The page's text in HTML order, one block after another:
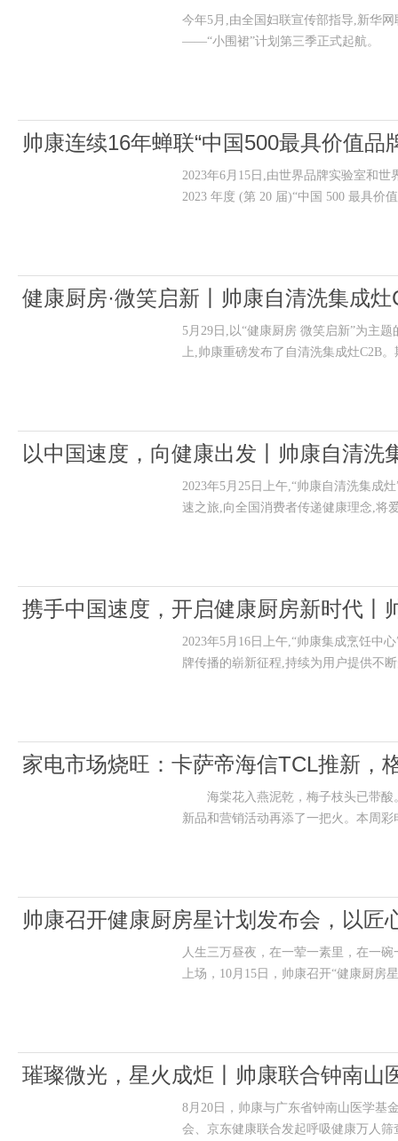
今年5月,由全国妇联宣传部指导,新华
——“小围裙”计划第三季正式起航。
帅康连续16年蝉联“中国500最具价值
2023年6月15日,由世界品牌实验室和
2023 年度 (第 20 届)“中国 500 最具价
健康厨房·微笑启新丨帅康自清洗集成
5月29日,以“健康厨房 微笑启新”为主
上,帅康重磅发布了自清洗集成灶C2B
以中国速度，向健康出发丨帅康自清洗
2023年5月25日上午,“帅康自清洗集成
速之旅,向全国消费者传递健康理念,将
携手中国速度，开启健康厨房新时代丨
2023年5月16日上午,“帅康集成烹饪中
牌传播的崭新征程,持续为用户提供不
家电市场烧旺：卡萨帝海信TCL推新，
海棠花入燕泥乾，梅子枝头已带酸
新品和营销活动再添了一把火。本周
帅康召开健康厨房星计划发布会，以匠
人生三万昼夜，在一荤一素里，在一
上场，10月15日，帅康召开“健康厨房
璀璨微光，星火成炬丨帅康联合钟南山
健康厨房科普行动8月20日，帅康与广东省钟南山医学基
会、京东健康联合发起呼吸健康万人